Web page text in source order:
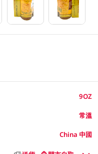
9OZ
常溫
China 中國